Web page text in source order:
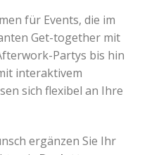
für Events, die im
Get-together mit
Partys bis hin
interaktivem
sich flexibel an Ihre
ergänzen Sie Ihr